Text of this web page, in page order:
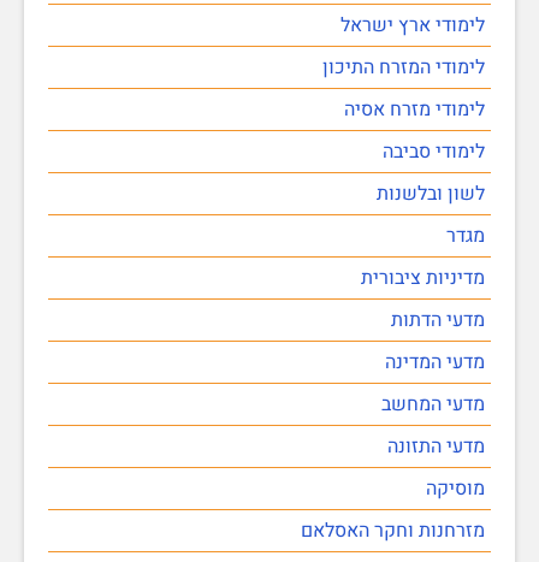
לימודי ארץ ישראל
לימודי המזרח התיכון
לימודי מזרח אסיה
לימודי סביבה
לשון ובלשנות
מגדר
מדיניות ציבורית
מדעי הדתות
מדעי המדינה
מדעי המחשב
מדעי התזונה
מוסיקה
מזרחנות וחקר האסלאם